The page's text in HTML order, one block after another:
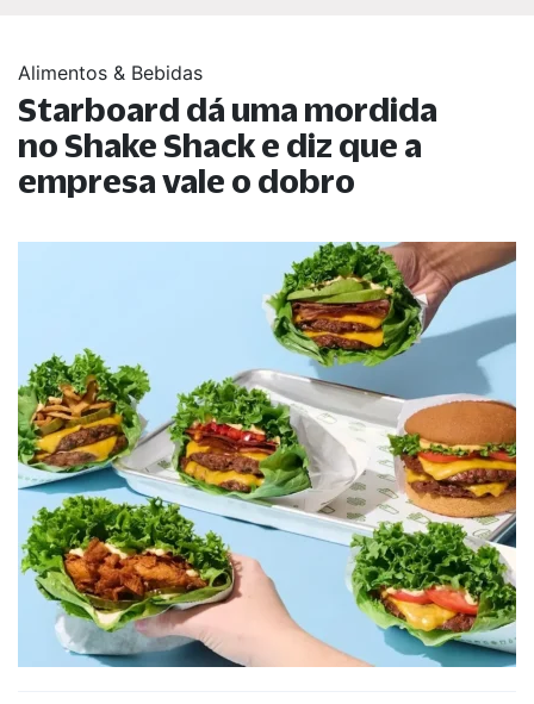
Alimentos & Bebidas
Starboard dá uma mordida
no Shake Shack e diz que a
empresa vale o dobro